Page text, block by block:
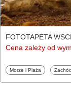
FOTOTAPETA
Cena zależy od
Fototapety
Morze i Plaża